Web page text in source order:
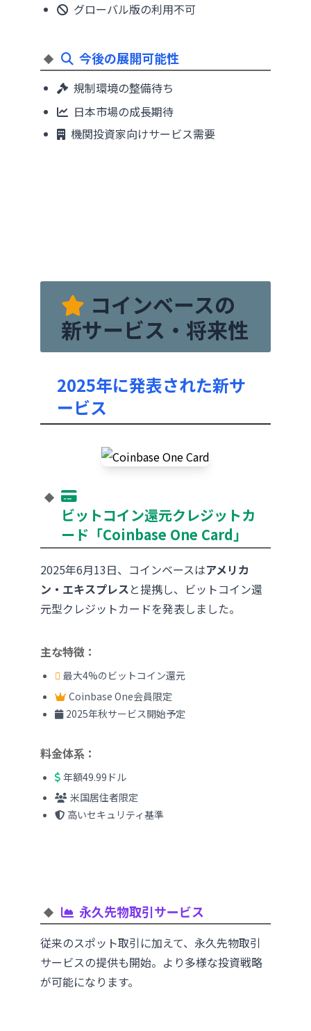
グローバル版の利用不可
今後の展開可能性
規制環境の整備待ち
日本市場の成長期待
機関投資家向けサービス需要
コインベースの
新サービス・将来性
2025年に発表された新サ
ービス
ビットコイン還元クレジットカ
ード「Coinbase One Card」
2025年6月13日、コインベースはアメリカ
ン・エキスプレスと提携し、ビットコイン還
元型クレジットカードを発表しました。
主な特徴：
最大4%のビットコイン還元
Coinbase One会員限定
2025年秋サービス開始予定
料金体系：
年額49.99ドル
米国居住者限定
高いセキュリティ基準
永久先物取引サービス
従来のスポット取引に加えて、永久先物取引
サービスの提供も開始。より多様な投資戦略
が可能になります。